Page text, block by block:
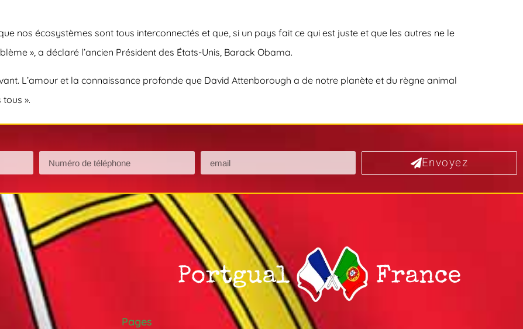
nos écosystèmes sont tous interconnectés et que, si un pays fait ce qui est juste et que les autres ne le
», a déclaré l’ancien Président des États-Unis, Barack Obama.
L’amour et la connaissance profonde que David Attenborough a de notre planète et du règne animal
».
Envoyez
Pages